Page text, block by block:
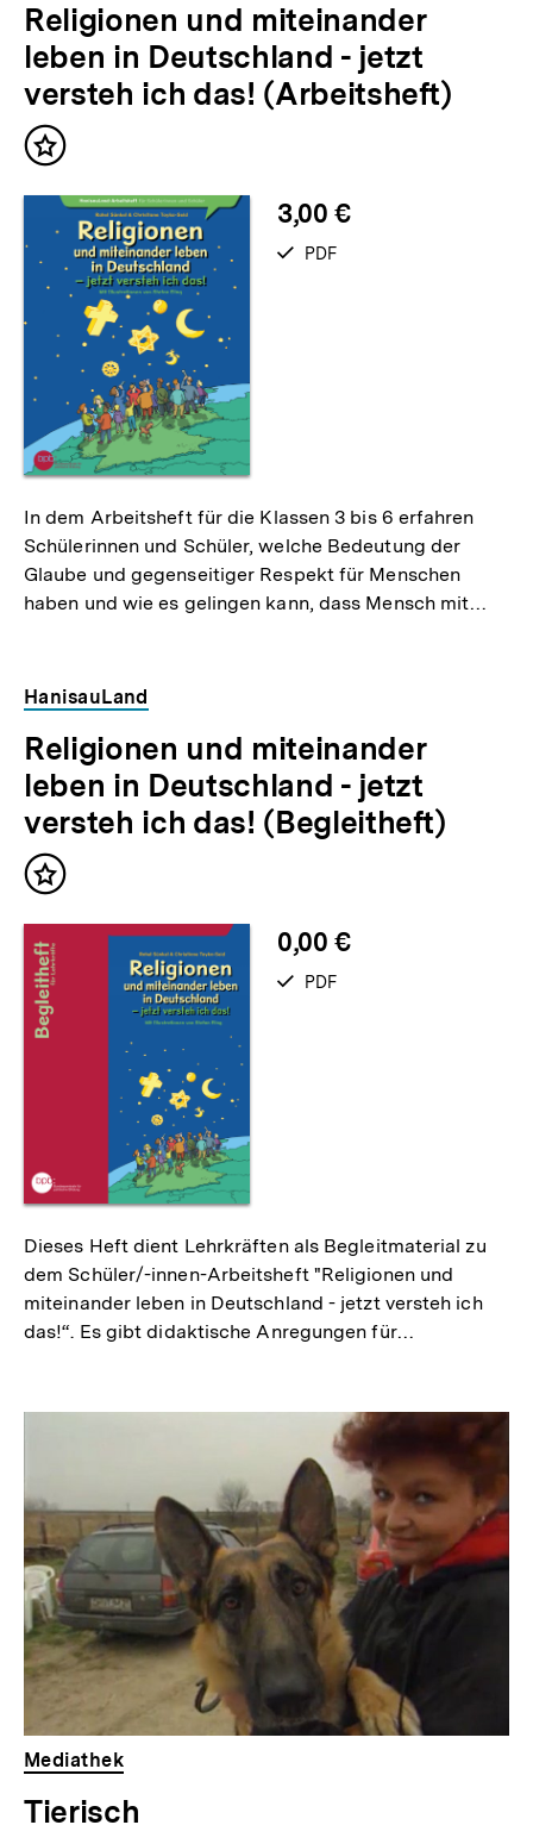
Religionen und miteinander
leben in Deutschland - jetzt
versteh ich das! (Arbeitsheft)
Inhalt
3,00 €
verfügbar
PDF
In dem Arbeitsheft für die Klassen 3 bis 6 erfahren
Schülerinnen und Schüler, welche Bedeutung der
Glaube und gegenseitiger Respekt für Menschen
haben und wie es gelingen kann, dass Mensch mit…
HanisauLand
Religionen und miteinander
leben in Deutschland - jetzt
versteh ich das! (Begleitheft)
Inhalt
0,00 €
verfügbar
PDF
Dieses Heft dient Lehrkräften als Begleitmaterial zu
dem Schüler/-innen-Arbeitsheft "Religionen und
miteinander leben in Deutschland - jetzt versteh ich
das!“. Es gibt didaktische Anregungen für…
Mediathek
Tierisch